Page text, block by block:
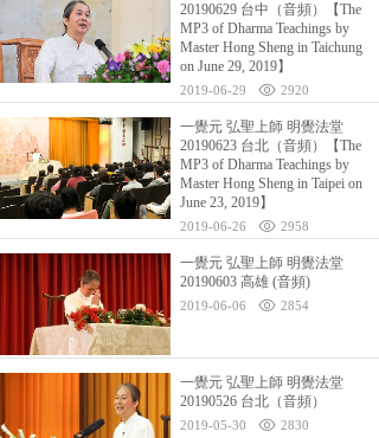
20190629 台中（音頻）【The
MP3 of Dharma Teachings by
Master Hong Sheng in Taichung
on June 29, 2019】
2019-06-29 2920
一覺元 弘聖上師 明覺法堂
20190623 台北（音頻）【The
MP3 of Dharma Teachings by
Master Hong Sheng in Taipei on
June 23, 2019】
2019-06-26 2958
一覺元 弘聖上師 明覺法堂
20190603 高雄 (音頻)
2019-06-06 2854
一覺元 弘聖上師 明覺法堂
20190526 台北（音頻）
2019-05-30 2830